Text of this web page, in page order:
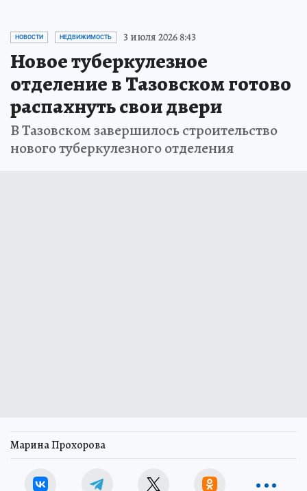
НОВОСТИ НЕДВИЖИМОСТЬ 3 июля 2026 8:43
Новое туберкулезное
отделение в Тазовском готово
распахнуть свои двери
В Тазовском завершилось строительство
нового туберкулезного отделения
Марина Прохорова